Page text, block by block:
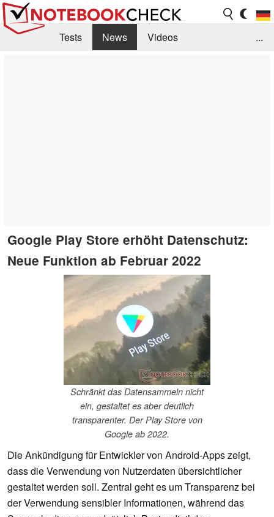
Tests News
Videos
...
Google Play Store erhöht Datenschutz:
Neue Funktion ab Februar 2022
Schränkt das Datensammeln nicht
ein, gestaltet es aber deutlich
transparenter. Der Play Store von
Google ab 2022.
Die Ankündigung für Entwickler von Android-Apps zeigt,
dass die Verwendung von Nutzerdaten übersichtlicher
gestaltet werden soll. Zentral geht es um Transparenz bei
der Verwendung sensibler Informationen, während das